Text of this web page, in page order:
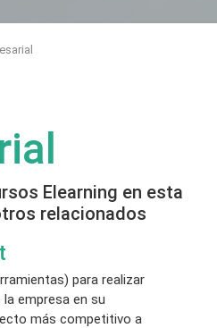
Elearning en esta
relacionados
para realizar
empresa en su
más competitivo a